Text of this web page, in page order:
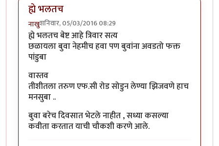
ह्ये भलतच
नाखुशनिवार, 05/03/2016 08:29
ह्ये भलतच बेष्ट आहे त्रिवार सत्य
छळायला बुवा नेहमीच हवा पण बुवांना अवडतो फक्त
पांडुबा
वास्तव
तीशीतला तरुण एफ.सी रोड सोडुन लेण्या झिजवणे हाच
मनसुबा ..
बुवा बरेच दिवसात भेटले नाहीत , सध्या कसल्या
कवीता करतात याची चौकशी करणे आले.